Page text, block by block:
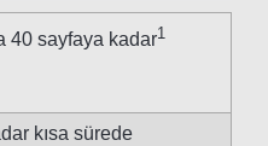
40 sayfaya kadar1
kısa sürede